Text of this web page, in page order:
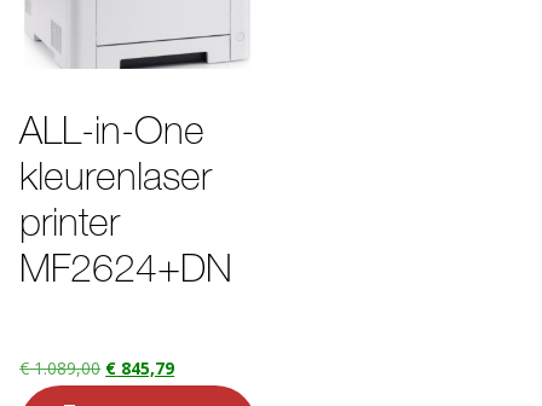
ALL-in-One
kleurenlaser
printer
MF2624+DN
€1.089,00 € 845,79